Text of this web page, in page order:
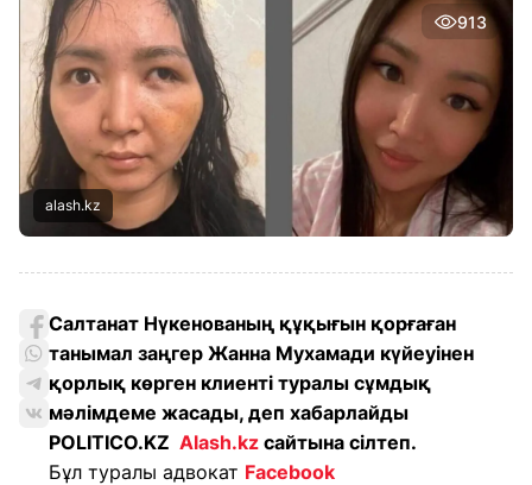
913
alash.kz
Салтанат Нүкенованың құқығын қорғаған
танымал заңгер Жанна Мухамади күйеуінен
қорлық көрген клиенті туралы сұмдық
мәлімдеме жасады, деп хабарлайды
POLITICO.KZ Alash.kz сайтына сілтеп.
Бұл туралы адвокат Facebook